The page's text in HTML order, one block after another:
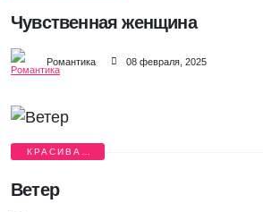
Чувственная женщина
Романтика 08 февраля, 2025
КРАСИВАЯ
Ветер